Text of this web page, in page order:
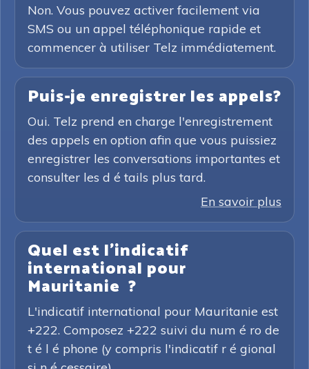
Non. Vous pouvez activer facilement via
SMS ou un appel téléphonique rapide et
commencer à utiliser Telz immédiatement.
Puis-je enregistrer les appels?
Oui. Telz prend en charge l'enregistrement
des appels en option afin que vous puissiez
enregistrer les conversations importantes et
consulter les d é tails plus tard.
En savoir plus
Quel est l'indicatif
international pour
Mauritanie ?
L'indicatif international pour Mauritanie est
+222. Composez +222 suivi du num é ro de
t é l é phone (y compris l'indicatif r é gional